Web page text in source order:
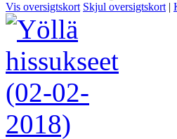
Vis oversigtskort Skjul oversigtskort |